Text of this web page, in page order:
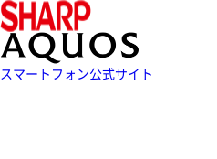
スマートフォン公式サイト